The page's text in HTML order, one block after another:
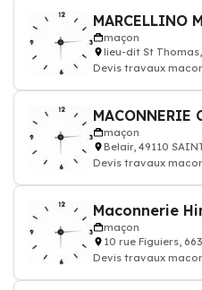
MARCELLINO
maçon
lieu-dit St
Devis travaux
MACONNERIE
maçon
Belair, 49110
Devis travaux
Maconnerie
maçon
10 rue Figuiers,
Devis travaux